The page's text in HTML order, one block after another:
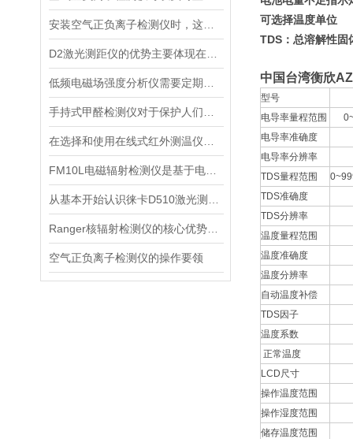
空气正负离子检测仪的操作要领
可选择温度单位
TDS：总溶解性固
中国台湾衡欣
型号
电导率量程范围
电导率准确度
电导率分辨率
TDS量程范围
TDS准确度
TDS分辨率
温度量程范围
温度准确度
温度分辨率
自动温度补偿
TDS因子
温度系数
正常温度
LCD尺寸
操作温度范围
操作湿度范围
储存温度范围